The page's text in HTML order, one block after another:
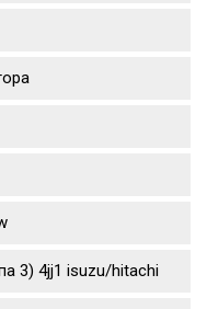
3) 4jj1 isuzu/hitachi